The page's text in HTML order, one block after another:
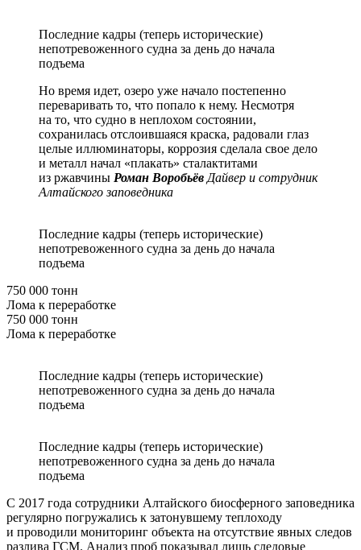
Последние кадры (теперь исторические)
непотревоженного судна за день до начала
подъема
Но время идет, озеро уже начало постепенно
переваривать то, что попало к нему. Несмотря
на то, что судно в неплохом состоянии,
сохранилась отслоившаяся краска, радовали глаз
целые иллюминаторы, коррозия сделала свое дело
и металл начал «плакать» сталактитами
из ржавчины Роман Воробьёв Дайвер и сотрудник
Алтайского заповедника
Последние кадры (теперь исторические)
непотревоженного судна за день до начала
подъема
750 000 тонн
Лома к переработке
750 000 тонн
Лома к переработке
Последние кадры (теперь исторические)
непотревоженного судна за день до начала
подъема
Последние кадры (теперь исторические)
непотревоженного судна за день до начала
подъема
С 2017 года сотрудники Алтайского биосферного заповедника
регулярно погружались к затонувшему теплоходу
и проводили мониторинг объекта на отсутствие явных следов
разлива ГСМ. Анализ проб показывал лишь следовые